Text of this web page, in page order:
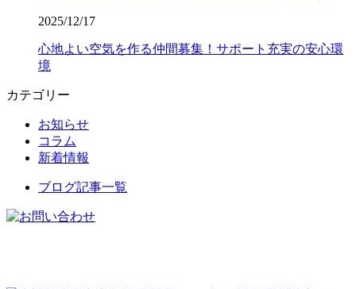
2025/12/17
心地よい空気を作る仲間募集！サポート充実の安心環
境
カテゴリー
お知らせ
コラム
新着情報
ブログ記事一覧